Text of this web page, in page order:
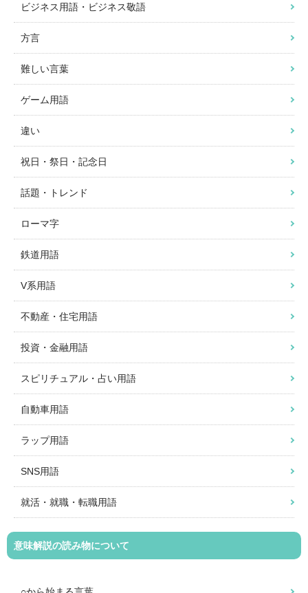
ビジネス用語・ビジネス敬語
方言
難しい言葉
ゲーム用語
違い
祝日・祭日・記念日
話題・トレンド
ローマ字
鉄道用語
V系用語
不動産・住宅用語
投資・金融用語
スピリチュアル・占い用語
自動車用語
ラップ用語
SNS用語
就活・就職・転職用語
意味解説の読み物について